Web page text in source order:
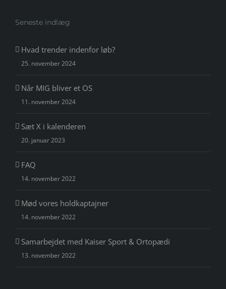
Seneste indlæg
Hvad trender indenfor løb?
25. november 2024
Når MIG bliver et OS
11. november 2024
Sæt X i kalenderen
20. januar 2023
FAQ
14. november 2022
Mød vores holdkaptajner
14. november 2022
Samarbejdet med Kaiser Sport & Ortopædi
13. november 2022